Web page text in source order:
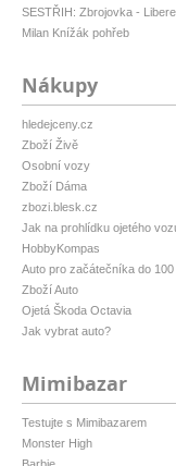
SESTŘIH: Zbrojovka -
Milan Knížák pohřeb
Nákupy
hledejceny.cz
Zboží Živě
Osobní vozy
Zboží Dáma
zbozi.blesk.cz
Jak na prohlídku ojetého
HobbyKompas
Auto pro začátečníka do 100
Zboží Auto
Ojetá Škoda Octavia
Jak vybrat auto?
Mimibazar
Testujte s Mimibazarem
Monster High